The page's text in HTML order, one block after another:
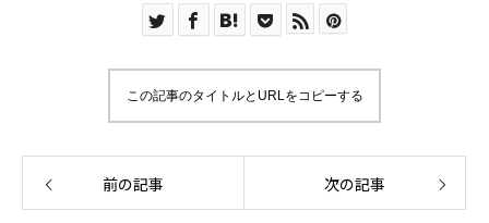
この記事のタイトルとURLをコピーする
前の記事 次の記事